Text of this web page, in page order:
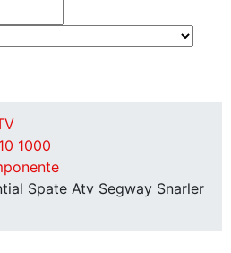
1000
Spate Atv Segway Snarler